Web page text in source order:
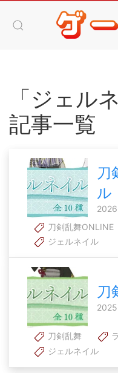
「ジェル
記事一覧
刀
ル
刀剣乱舞ONLINE
ジェルネイル
刀
刀剣乱舞
ジェルネイル